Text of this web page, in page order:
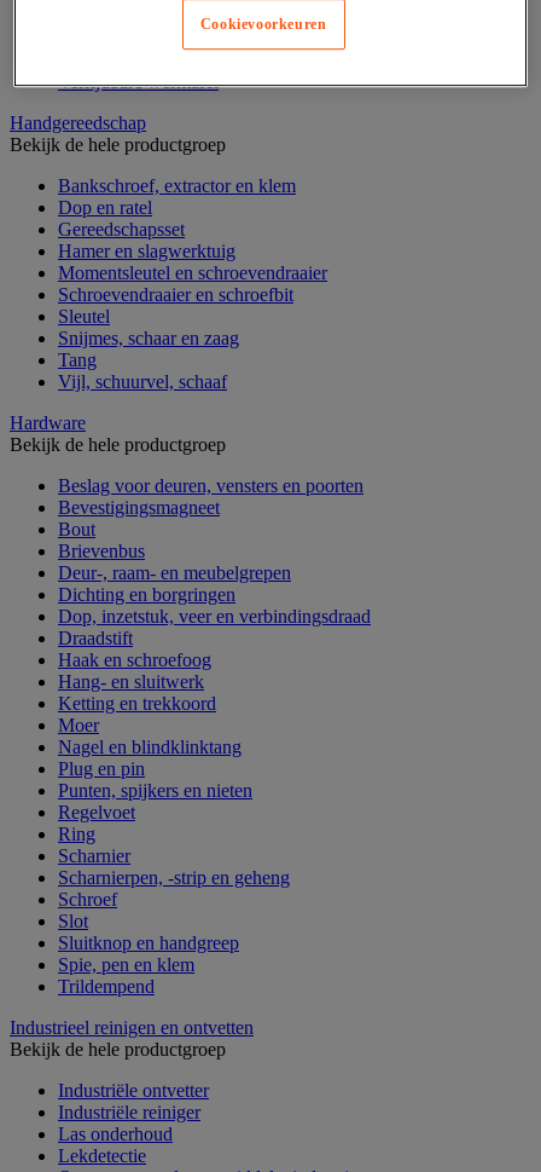
Assortimentsdoos en gereedschapkoffer
Verrijdbare werktafel
Handgereedschap
Bekijk de hele productgroep
Bankschroef, extractor en klem
Dop en ratel
Gereedschapsset
Hamer en slagwerktuig
Momentsleutel en schroevendraaier
Schroevendraaier en schroefbit
Sleutel
Snijmes, schaar en zaag
Tang
Vijl, schuurvel, schaaf
Hardware
Bekijk de hele productgroep
Beslag voor deuren, vensters en poorten
Bevestigingsmagneet
Bout
Brievenbus
Deur-, raam- en meubelgrepen
Dichting en borgringen
Dop, inzetstuk, veer en verbindingsdraad
Draadstift
Haak en schroefoog
Hang- en sluitwerk
Ketting en trekkoord
Moer
Nagel en blindklinktang
Plug en pin
Punten, spijkers en nieten
Regelvoet
Ring
Scharnier
Scharnierpen, -strip en geheng
Schroef
Slot
Sluitknop en handgreep
Spie, pen en klem
Trildempend
Industrieel reinigen en ontvetten
Bekijk de hele productgroep
Industriële ontvetter
Industriële reiniger
Las onderhoud
Lekdetectie
Cookievoorkeuren